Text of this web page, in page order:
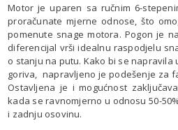
Motor je uparen sa ručnim 6-
proračunate mjerne odnose, što
pomenute snage motora. Pogon je
diferencijal vrši idealnu raspodjelu
o stanju na putu. Kako bi se
goriva, napravljeno je podešenje za
Ostavljena je i mogućnost
kada se ravnomjerno u odnosu 50-
i zadnju osovinu.